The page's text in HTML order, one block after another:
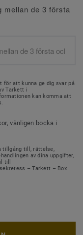
mellan de 3 första
för att kunna ge dig svar på
Tarkett i
kan komma att
vänligen bocka i
tillgång till, rättelse,
av dina uppgifter,
till
– Tarkett – Box